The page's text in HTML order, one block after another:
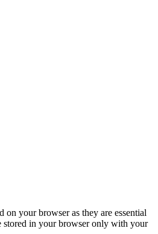
on your browser as they are essential
stored in your browser only with your